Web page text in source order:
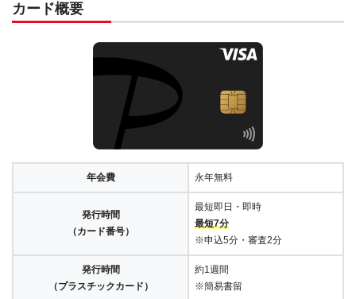
カード概要
年会費 永年無料
発行時間
（カード番号）
最短即日・即時
最短7分
※申込5分・審査2分
発行時間
（プラスチックカード）
約1週間
※簡易書留